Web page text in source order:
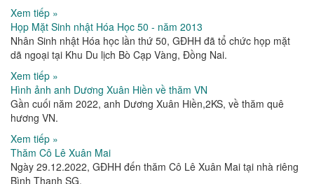
Xem tiếp »
Họp Mặt Sinh nhật Hóa Học 50 - năm 2013
Nhân Sinh nhật Hóa học lần thứ 50, GĐHH đã tổ chức họp mặt
dã ngoại tại Khu Du lịch Bò Cạp Vàng, Đồng Nai.
Xem tiếp »
Hình ảnh anh Dương Xuân Hiền về thăm VN
Gần cuối năm 2022, anh Dương Xuân Hiền,2KS, về thăm quê
hương VN.
Xem tiếp »
Thăm Cô Lê Xuân Mai
Ngày 29.12.2022, GĐHH đến thăm Cô Lê Xuân Mai tại nhà riêng
Bình Thạnh SG.